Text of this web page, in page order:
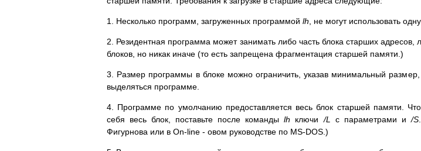
1. Несколько программ, загруженных программой lh , не могут использовать
2. Резидентная программа может занимать либо часть блока старших адресов,
блоков, но никак иначе (то есть запрещена фрагментация старшей памяти.)
3. Размер программы в блоке можно ограничить, указав минимальный размер,
выделяться программе.
4. Программе по умолчанию предоставляется весь блок старшей памяти.
себя весь блок, поставьте после командыlh ключи/L с параметрами и/S
Фигурнова или в On-line - овом руководстве по MS-DOS.)